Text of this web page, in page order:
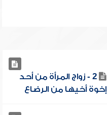
2 - زواج المرأة من أحد
إخوة أخيها من الرضاع